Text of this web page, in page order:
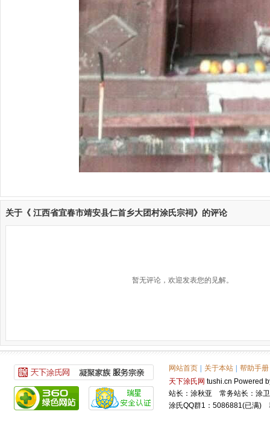
关于《 江西省宜春市靖安县仁首乡大团村涂氏宗祠》的评论
暂无评论，欢迎发表您的见解。
网站首页 关于本站
帮助手册
天下涂氏网 tushi.cn Powered
站长：涂秋亚 常务站长：涂
涂氏QQ群1：5086881(已满)